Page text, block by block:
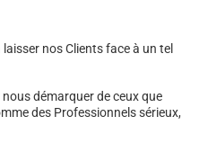
nos Clients face à un tel
démarquer de ceux que
des Professionnels sérieux,